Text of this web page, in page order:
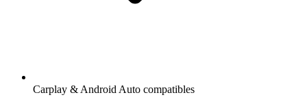
Carplay & Android Auto compatibles